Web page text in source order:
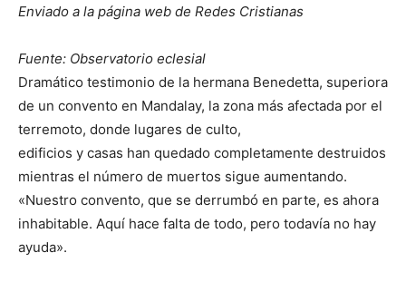
Enviado a la página web de Redes Cristianas
Fuente: Observatorio eclesial
Dramático testimonio de la hermana Benedetta, superiora
de un convento en Mandalay, la zona más afectada por el
terremoto, donde lugares de culto,
edificios y casas han quedado completamente destruidos
mientras el número de muertos sigue aumentando.
«Nuestro convento, que se derrumbó en parte, es ahora
inhabitable. Aquí hace falta de todo, pero todavía no hay
ayuda».